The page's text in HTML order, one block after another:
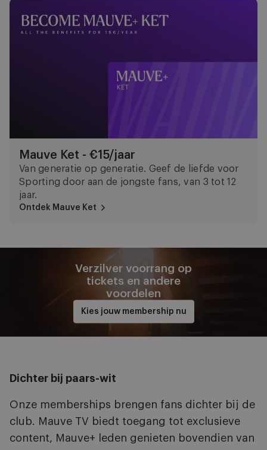
Mauve Ket - €15/jaar
Mauve Ket - €15/jaar
Van generatie op generatie. Geef de liefde voor
Sporting door aan de jongste fans, van 3 tot 12
jaar.
Ontdek Mauve Ket
Verzilver voorrang op
tickets en andere
voordelen
Kies jouw membership nu
Dichter bij paars-wit
Onze memberships brengen fans dichter bij de
club. Mauve TV biedt toegang tot exclusieve
content, Mauve+ leden genieten bovendien van